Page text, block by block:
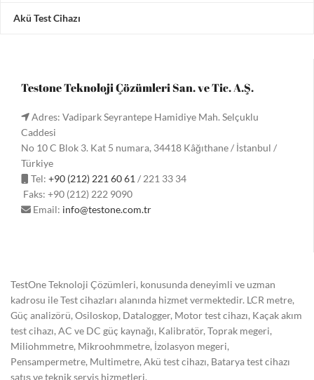
Akü Test Cihazı
Testone Teknoloji Çözümleri San. ve Tic. A.Ş.
Adres: Vadipark Seyrantepe Hamidiye Mah. Selçuklu
Caddesi
No 10 C Blok 3. Kat 5 numara, 34418 Kâğıthane / İstanbul /
Türkiye
Tel: +90 (212) 221 60 61 / 221 33 34
Faks: +90 (212) 222 9090
Email: info@testone.com.tr
TestOne Teknoloji Çözümleri, konusunda deneyimli ve uzman
kadrosu ile Test cihazları alanında hizmet vermektedir. LCR metre,
Güç analizörü, Osiloskop, Datalogger, Motor test cihazı, Kaçak akım
test cihazı, AC ve DC güç kaynağı, Kalibratör, Toprak megeri,
Miliohmmetre, Mikroohmmetre, İzolasyon megeri,
Pensampermetre, Multimetre, Akü test cihazı, Batarya test cihazı
satış ve teknik servis hizmetleri.